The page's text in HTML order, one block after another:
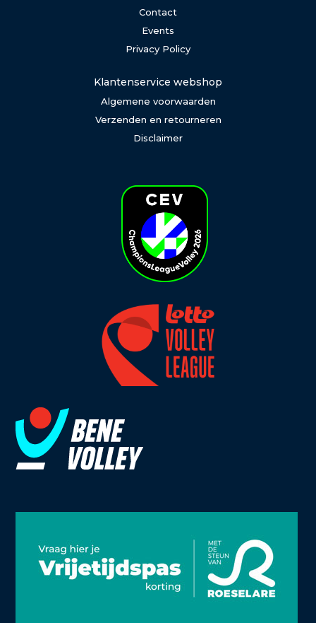
Contact
Events
Privacy Policy
Klantenservice webshop
Algemene voorwaarden
Verzenden en retourneren
Disclaimer